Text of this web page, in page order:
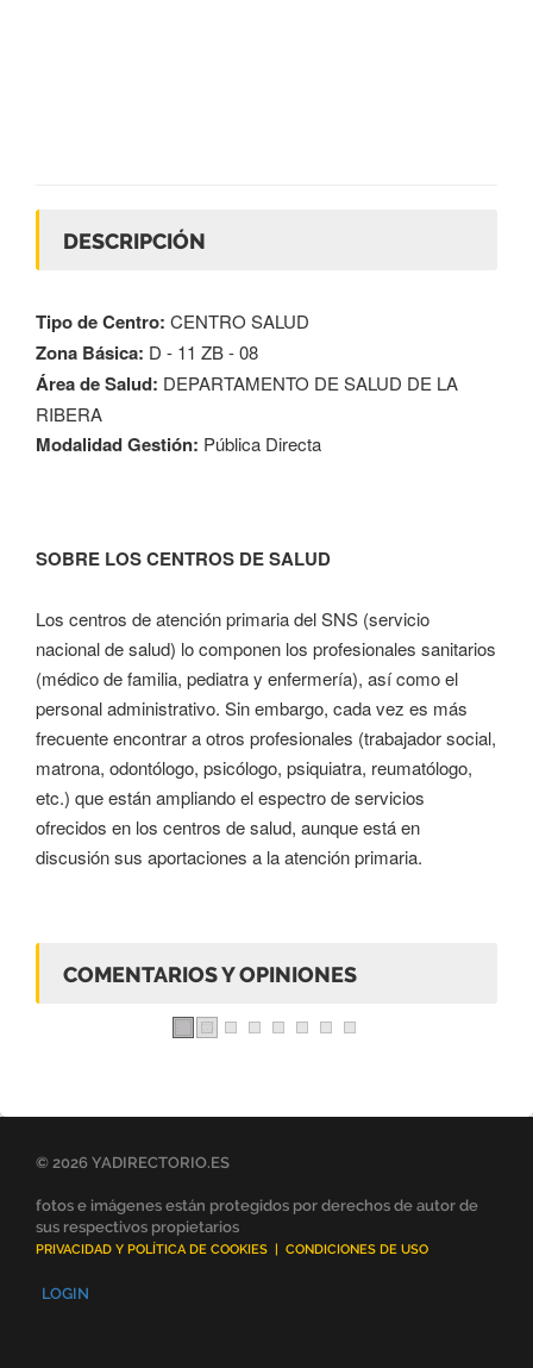
DESCRIPCIÓN
Tipo de Centro: CENTRO SALUD
Zona Básica: D - 11 ZB - 08
Área de Salud: DEPARTAMENTO DE SALUD DE LA
RIBERA
Modalidad Gestión: Pública Directa
SOBRE LOS CENTROS DE SALUD
Los centros de atención primaria del SNS (servicio
nacional de salud) lo componen los profesionales sanitarios
(médico de familia, pediatra y enfermería), así como el
personal administrativo. Sin embargo, cada vez es más
frecuente encontrar a otros profesionales (trabajador social,
matrona, odontólogo, psicólogo, psiquiatra, reumatólogo,
etc.) que están ampliando el espectro de servicios
ofrecidos en los centros de salud, aunque está en
discusión sus aportaciones a la atención primaria.
COMENTARIOS Y OPINIONES
© 2026 YADIRECTORIO.ES
fotos e imágenes están protegidos por derechos de autor de
sus respectivos propietarios
PRIVACIDAD Y POLÍTICA DE COOKIES | CONDICIONES DE USO
LOGIN